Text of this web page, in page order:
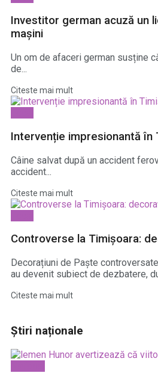
Investitor german acuză un
mașini
Un om de afaceri german susține
de...
Citeste mai mult
Intervenție impresionantă în
Câine salvat după un accident
accident...
Citeste mai mult
Controverse la Timișoara:
Decorațiuni de Paște
au devenit subiect de dezbatere,
Citeste mai mult
Știri naționale